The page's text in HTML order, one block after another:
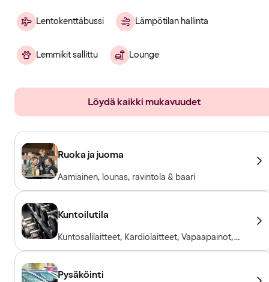
Lentokenttäbussi Lämpötilan hallinta
Lemmikit sallittu Lounge
Löydä kaikki mukavuudet
Ruoka ja juoma
Aamiainen, lounas, ravintola & baari
Kuntoilutila
Kuntosalilaitteet, Kardiolaitteet, Vapaapainot,
Sisäänpääsy sisältyy hotellivieraille, Kuntosali
Pysäköinti